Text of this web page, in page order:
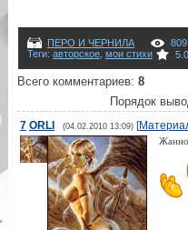
ПЕРО И ЧЕРНИЛА 809
Теги: авторское, мои стихи 5.0
Всего комментариев: 8
Порядок
7 ORLI (04.02.2010 13:09)[